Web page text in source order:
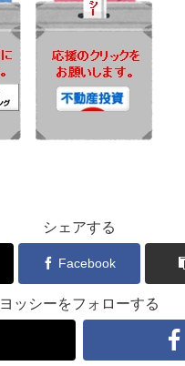
シェアする
Facebook
ヨッシーをフォローする